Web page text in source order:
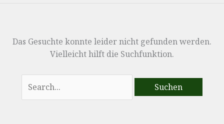
Das Gesuchte konnte leider nicht gefunden werden.
Vielleicht hilft die Suchfunktion.
nach: